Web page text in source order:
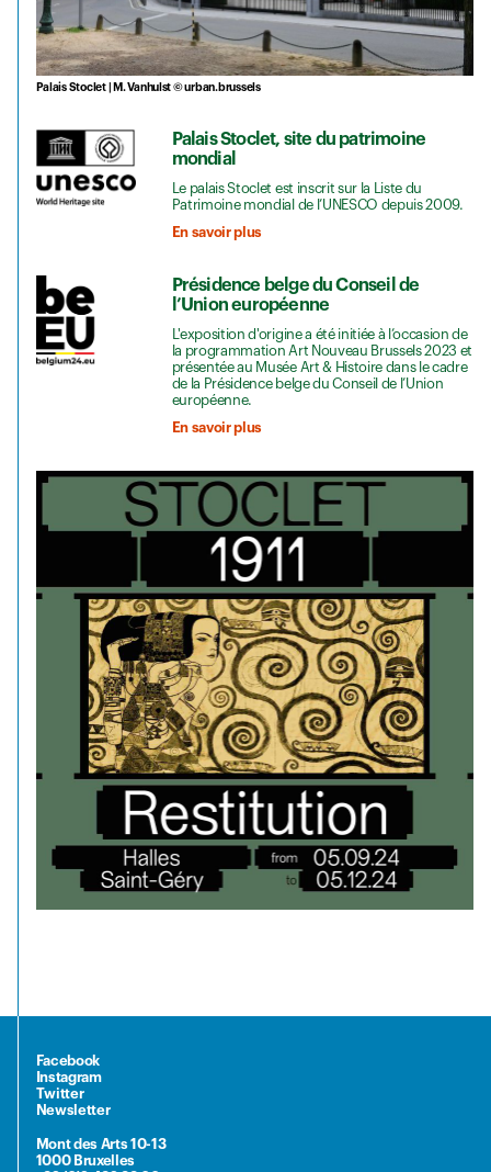
Palais Stoclet | M. Vanhulst © urban.brussels
Palais Stoclet, site du patrimoine
mondial
Le palais Stoclet est inscrit sur la Liste du
Patrimoine mondial de l’UNESCO depuis 2009.
En savoir plus
Présidence belge du Conseil de
l’Union européenne
L'exposition d'origine a été initiée à l’occasion de
la programmation Art Nouveau Brussels 2023 et
présentée au Musée Art & Histoire dans le cadre
de la Présidence belge du Conseil de l’Union
européenne.
En savoir plus
Facebook
Instagram
Twitter
Newsletter
Mont des Arts 10-13
1000 Bruxelles